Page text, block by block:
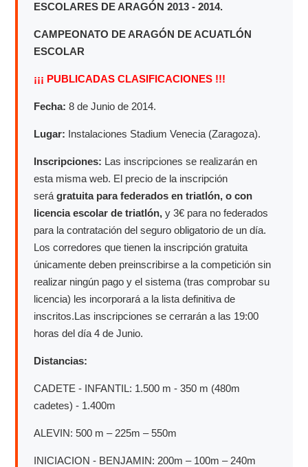
ESCOLARES DE ARAGÓN 2013 - 2014.
CAMPEONATO DE ARAGÓN DE ACUATLÓN
ESCOLAR
¡¡¡ PUBLICADAS CLASIFICACIONES !!!
Fecha: 8 de Junio de 2014.
Lugar: Instalaciones Stadium Venecia (Zaragoza).
Inscripciones: Las inscripciones se realizarán en
esta misma web. El precio de la inscripción
será gratuita para federados en triatlón, o con
licencia escolar de triatlón,y 3€ para no federados
para la contratación del seguro obligatorio de un día.
Los corredores que tienen la inscripción gratuita
únicamente deben preinscribirse a la competición sin
realizar ningún pago y el sistema (tras comprobar su
licencia) les incorporará a la lista definitiva de
inscritos.Las inscripciones se cerrarán a las 19:00
horas del día 4 de Junio.
Distancias:
CADETE - INFANTIL: 1.500 m - 350 m (480m
cadetes) - 1.400m
ALEVIN: 500 m – 225m – 550m
INICIACION - BENJAMIN: 200m – 100m – 240m